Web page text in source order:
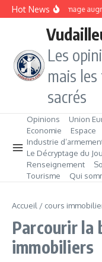
Aller au contenu
Hot NewsLe chômage
Les
mais
sacrés
Opinions Union
Economie
Espace
Industrie
Le Décryptage du
Renseignement
Tourisme
Qui
Accueil / cours
Parcourir la
immobiliers